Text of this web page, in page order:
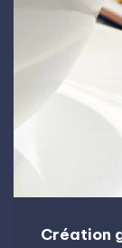
Création